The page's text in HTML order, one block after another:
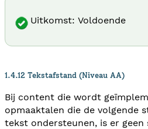
Uitkomst: Voldoende
1.4.12 Tekstafstand (Niveau AA)
Bij content die wordt
opmaaktalen die de volgende
tekst ondersteunen, is er geen